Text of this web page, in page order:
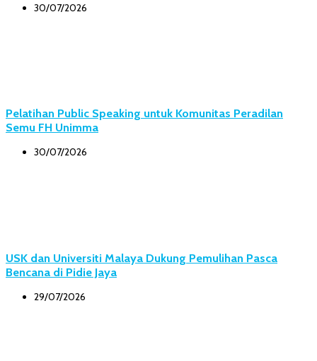
30/07/2026
Pelatihan Public Speaking untuk Komunitas Peradilan
Semu FH Unimma
30/07/2026
USK dan Universiti Malaya Dukung Pemulihan Pasca
Bencana di Pidie Jaya
29/07/2026